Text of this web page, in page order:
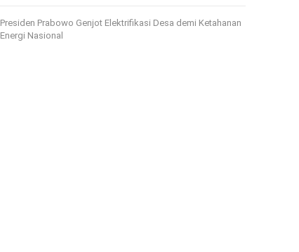
Presiden Prabowo Genjot Elektrifikasi Desa demi Ketahanan
Energi Nasional